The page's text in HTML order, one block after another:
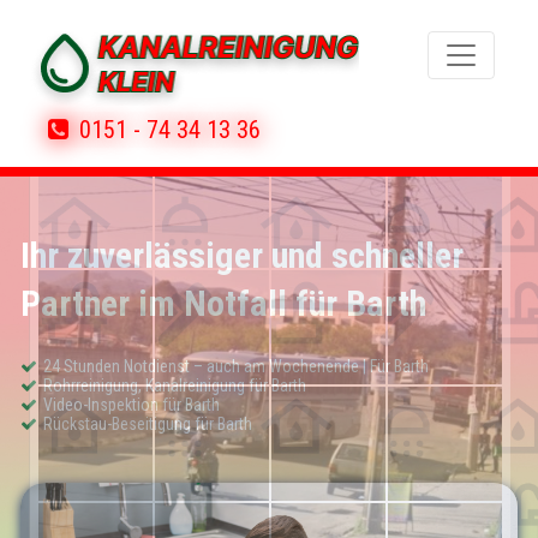
0151 - 74 34 13 36
Ihr zuverlässiger und schneller
Partner im Notfall für Barth
24 Stunden Notdienst – auch am Wochenende | Für Barth
Rohrreinigung, Kanalreinigung für Barth
Video-Inspektion für Barth
Rückstau-Beseitigung für Barth